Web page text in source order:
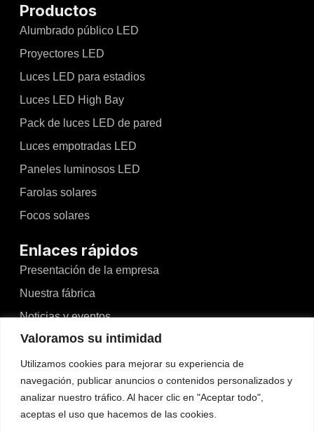
Valoramos su intimidad
Utilizamos cookies para mejorar su experiencia de
navegación, publicar anuncios o contenidos personalizados y
analizar nuestro tráfico. Al hacer clic en "Aceptar todo",
aceptas el uso que hacemos de las cookies.
Productos
Alumbrado público LED
Proyectores LED
Luces LED para estadios
Luces LED High Bay
Pack de luces LED de pared
Luces empotradas LED
Paneles luminosos LED
Farolas solares
Focos solares
Enlaces rápidos
Presentación de la empresa
Nuestra fábrica
Noticias y eventos
Vídeos
Blogs
Contacto
Contacto